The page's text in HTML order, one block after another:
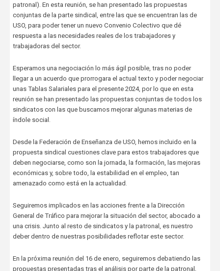
nueva propuesta incorpora nuevas aportaciones y mejoras sobre
el documento inicialmente presentado, enriqueciendo el texto...
patronal). En esta reunión, se han presentado las propuestas
conjuntas de la parte sindical, entre las que se encuentran las de
USO, para poder tener un nuevo Convenio Colectivo que dé
respuesta a las necesidades reales de los trabajadores y
trabajadoras del sector.
Esperamos una negociación lo más ágil posible, tras no poder
llegar a un acuerdo que prorrogara el actual texto y poder negociar
unas Tablas Salariales para el presente 2024, por lo que en esta
reunión se han presentado las propuestas conjuntas de todos los
sindicatos con las que buscamos mejorar algunas materias de
índole social.
Desde la Federación de Enseñanza de USO, hemos incluido en la
propuesta sindical cuestiones clave para estos trabajadores que
deben negociarse, como son la jornada, la formación, las mejoras
económicas y, sobre todo, la estabilidad en el empleo, tan
amenazado como está en la actualidad.
Seguiremos implicados en las acciones frente a la Dirección
General de Tráfico para mejorar la situación del sector, abocado a
una crisis. Junto al resto de sindicatos y la patronal, es nuestro
deber dentro de nuestras posibilidades reflotar este sector.
En la próxima reunión del 16 de enero, seguiremos debatiendo las
propuestas presentadas tras el análisis por parte de la patronal,